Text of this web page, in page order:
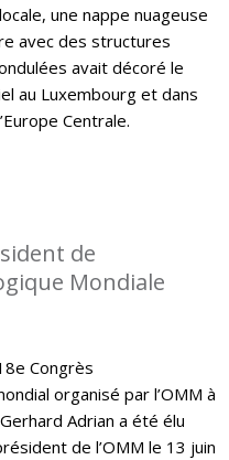
une nappe nuageuse
avec des structures
avait décoré le
au Luxembourg et dans
Centrale.
de
Mondiale
Congrès
organisé par l’OMM à
Adrian a été élu
de l’OMM le 13 juin